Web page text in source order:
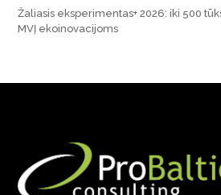
Žaliasis eksperimentas+ 2026: iki 500
MVĮ ekoinovacijoms